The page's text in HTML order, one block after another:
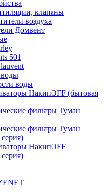
клапаны
воздуха
Домвент
501
воды
воды
НакипOFF (бытовая
фильтры Туман
фильтры Туман
НакипOFF